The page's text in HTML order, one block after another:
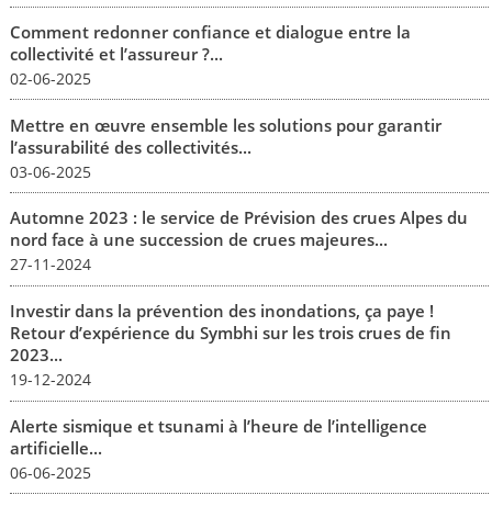
Comment redonner confiance et dialogue entre la
collectivité et l’assureur ?...
02-06-2025
Mettre en œuvre ensemble les solutions pour garantir
l’assurabilité des collectivités...
03-06-2025
Automne 2023 : le service de Prévision des crues Alpes du
nord face à une succession de crues majeures...
27-11-2024
Investir dans la prévention des inondations, ça paye !
Retour d’expérience du Symbhi sur les trois crues de fin
2023...
19-12-2024
Alerte sismique et tsunami à l’heure de l’intelligence
artificielle...
06-06-2025